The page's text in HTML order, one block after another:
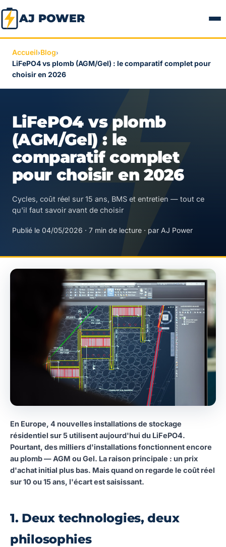
AJ POWER
Accueil›Blog›
LiFePO4 vs plomb (AGM/Gel) : le comparatif complet pour
choisir en 2026
LiFePO4 vs plomb
(AGM/Gel) : le
comparatif complet
pour choisir en 2026
Cycles, coût réel sur 15 ans, BMS et entretien — tout ce
qu'il faut savoir avant de choisir
Publié le 04/05/2026 · 7 min de lecture · par AJ Power
En Europe, 4 nouvelles installations de stockage
résidentiel sur 5 utilisent aujourd'hui du LiFePO4.
Pourtant, des milliers d'installations fonctionnent encore
au plomb — AGM ou Gel. La raison principale : un prix
d'achat initial plus bas. Mais quand on regarde le coût réel
sur 10 ou 15 ans, l'écart est saisissant.
1. Deux technologies, deux
philosophies